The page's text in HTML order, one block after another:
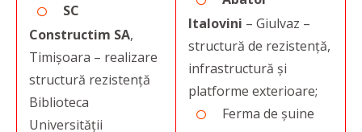
SC
Constructim SA,
Timişoara – realizare
structură rezistență
Biblioteca
Universității
Italovini – Giulvaz –
structură de rezistență,
infrastructură și
platforme exterioare;
Ferma de șuine